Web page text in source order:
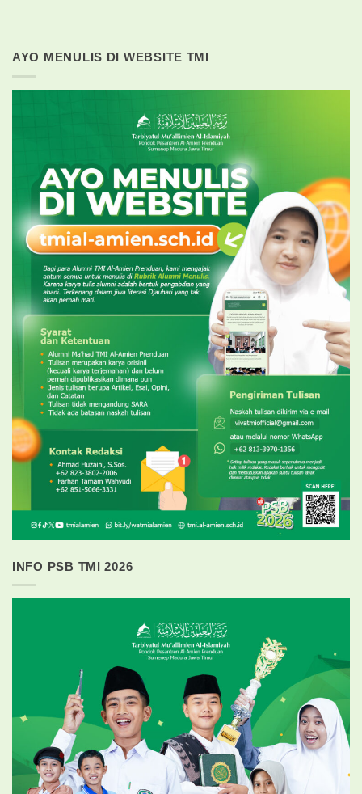
AYO MENULIS DI WEBSITE TMI
INFO PSB TMI 2026